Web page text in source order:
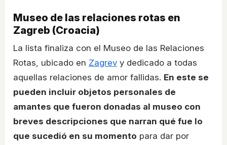
Museo de las relaciones rotas en
Zagreb (Croacia)
La lista finaliza con el Museo de las Relaciones
Rotas, ubicado en Zagrev y dedicado a todas
aquellas relaciones de amor fallidas. En este se
pueden incluir objetos personales de
amantes que fueron donadas al museo con
breves descripciones que narran qué fue lo
que sucedió en su momento para dar por